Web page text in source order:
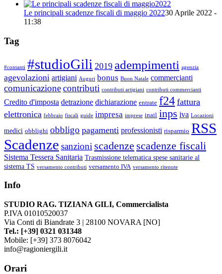
Le principali scadenze fiscali di maggio 202230 Aprile 2022 -
11:38
Tag
#contanti #studioGili 2019 adempimenti agenzia
agevolazioni artigiani Auguri bonus Buon Natale commercianti
comunicazionecontributi contributi artigiani contributi commercianti
Credito d'imposta detrazione dichiarazione entrate f24 fattura
elettronica febbraio fiscali guide impresa imprese inail inps iva Locazioni
medici obblighi obbligo pagamenti professionisti risparmio RSS
Scadenze sanzioni scadenze scadenze fiscali
Sistema Tessera Sanitaria Trasmissione telematica spese sanitarie al
sistema TS versamento contributi versamento IVA versamento ritenute
Info
STUDIO RAG. TIZIANA GILI, Commercialista
P.IVA 01010520037
Via Conti di Biandrate 3 | 28100 NOVARA [NO]
Tel.: [+39] 0321 031348
Mobile: [+39] 373 8076042
info@ragioniergili.it
Orari